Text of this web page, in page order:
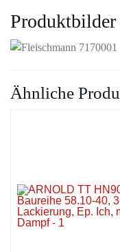
Produktbilder
Ähnliche